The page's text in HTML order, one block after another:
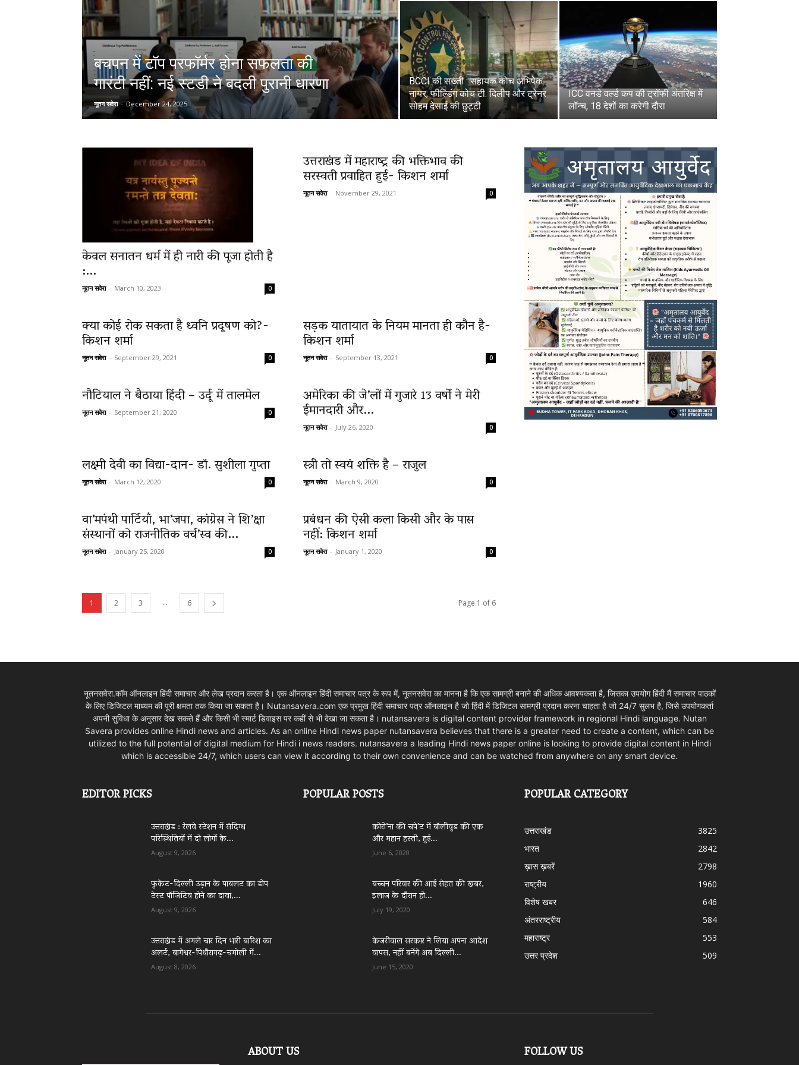
News
LIVE
बचपन में टॉप परफॉर्मर होना सफलता की
गारंटी नहीं: नई स्टडी ने बदली पुरानी धारणा
नूतन सवेरा - December 24, 2025
BCCI की सख्ती : सहायक कोच अभिषेक
नायर, फील्डिंग कोच टी. दिलीप और ट्रेनर
सोहम देसाई की छुट्टी
ICC वनडे वर्ल्ड कप की ट्रॉफी अंतरिक्ष में
लॉन्च, 18 देशों का करेगी दौरा
केवल सनातन धर्म में ही नारी की पूजा होती है
:...
नूतन सवेरा - March 10, 2023 0
उत्तराखंड में महाराष्ट्र की भक्तिभाव की
सरस्वती प्रवाहित हुई- किशन शर्मा
नूतन सवेरा - November 29, 2021 0
क्या कोई रोक सकता है ध्वनि प्रदूषण को?-
किशन शर्मा
नूतन सवेरा - September 29, 2021 0
सड़क यातायात के नियम मानता ही कौन है-
किशन शर्मा
नूतन सवेरा - September 13, 2021 0
नौटियाल ने बैठाया हिंदी – उर्दू में तालमेल
नूतन सवेरा - September 21, 2020 0
अमेरिका की जे’लों में गुजारे 13 वर्षों ने मेरी
ईमानदारी और...
नूतन सवेरा - July 26, 2020 0
लक्ष्मी देवी का विद्या-दान- डॉ. सुशीला गुप्ता
नूतन सवेरा - March 12, 2020 0
स्त्री तो स्वयं शक्ति है – राजुल
नूतन सवेरा - March 9, 2020 0
वा’मपंथी पार्टियाँ, भा’जपा, कांग्रेस ने शि’क्षा
संस्थानों को राजनीतिक वर्च’स्व की...
नूतन सवेरा - January 25, 2020 0
प्रबंधन की ऐसी कला किसी और के पास
नहीं: किशन शर्मा
नूतन सवेरा - January 1, 2020 0
1 2 3 ... 6 Page 1 of 6
नूतनसवेरा.कॉम ऑनलाइन हिंदी समाचार और लेख प्रदान करता है। एक ऑनलाइन हिंदी समाचार पत्र के रूप में, नूतनसवेरा का मानना है कि एक सामग्री बनाने की अधिक आवश्यकता है, जिसका उपयोग हिंदी मैं समाचार पाठकों
के लिए डिजिटल माध्यम की पूरी क्षमता तक किया जा सकता है। Nutansavera.com एक प्रमुख हिंदी समाचार पत्र ऑनलाइन है जो हिंदी में डिजिटल सामग्री प्रदान करना चाहता है जो 24/7 सुलभ है, जिसे उपयोगकर्ता
अपनी सुविधा के अनुसार देख सकते हैं और किसी भी स्मार्ट डिवाइस पर कहीं से भी देखा जा सकता है। nutansavera is digital content provider framework in regional Hindi language. Nutan
Savera provides online Hindi news and articles. As an online Hindi news paper nutansavera believes that there is a greater need to create a content, which can be
utilized to the full potential of digital medium for Hindi i news readers. nutansavera a leading Hindi news paper online is looking to provide digital content in Hindi
which is accessible 24/7, which users can view it according to their own convenience and can be watched from anywhere on any smart device.
EDITOR PICKS
उत्तराखंड : रेलवे स्टेशन में संदिग्ध
परिस्थितियों में दो लोगों के...
August 9, 2026
फुकेट-दिल्ली उड़ान के पायलट का डोप
टेस्ट पॉजिटिव होने का दावा,...
August 9, 2026
उत्तराखंड में अगले चार दिन भारी बारिश का
अलर्ट, बागेश्वर-पिथौरागढ़-चमोली में...
August 8, 2026
POPULAR POSTS
कोरो’ना की चपे’ट में बॉलीवुड की एक
और महान हस्ती, हुई...
June 6, 2020
बच्चन परिवार की आई सेहत की खबर,
इलाज के दौरान हो...
July 19, 2020
केजरीवाल सरकार ने लिया अपना आदेश
वापस, नहीं बनेंगे अब दिल्ली...
June 15, 2020
POPULAR CATEGORY
उत्तराखंड
3825
भारत
2842
ख़ास ख़बरें
2798
राष्ट्रीय
1960
विशेष खबर
646
अंतरराष्ट्रीय
584
महाराष्ट्र
553
उत्तर प्रदेश
509
ABOUT US FOLLOW US